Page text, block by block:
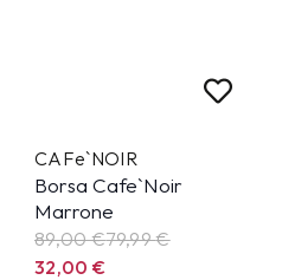
CAFe`NOIR
Borsa Cafe`Noir
Marrone
89,00 €79,99€
32,00€